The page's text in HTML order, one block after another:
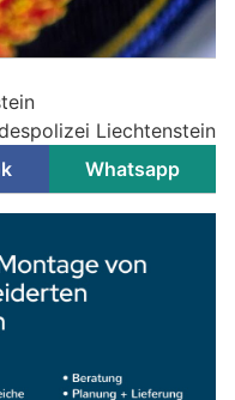
Liechtenstein
Whatsapp